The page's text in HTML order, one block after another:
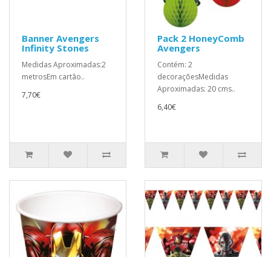
Banner Avengers
Infinity Stones
Medidas Aproximadas:2
metrosEm cartão..
7,70€
Pack 2 HoneyComb
Avengers
Contém: 2
decoraçõesMedidas
Aproximadas: 20 cms..
6,40€